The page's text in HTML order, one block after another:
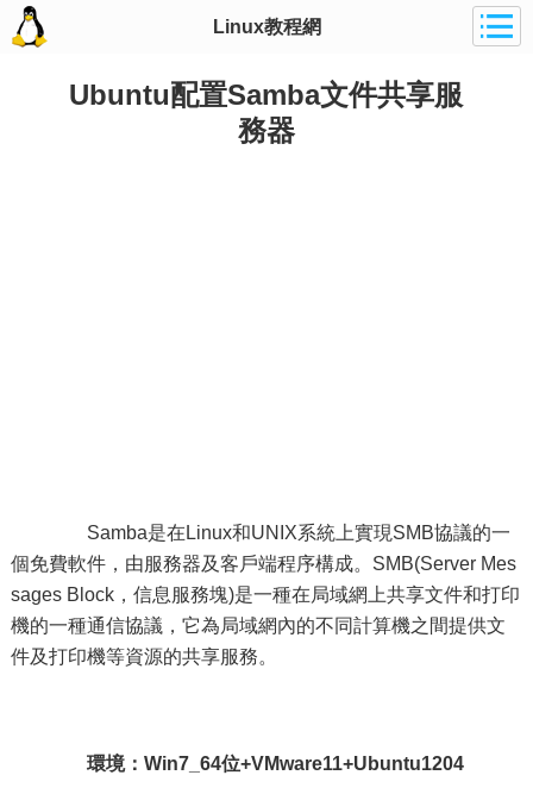
Linux教程網
Ubuntu配置Samba文件共享服
務器
Samba是在Linux和UNIX系統上實現SMB協議的一
個免費軟件，由服務器及客戶端程序構成。SMB(Server Mes
sages Block，信息服務塊)是一種在局域網上共享文件和打印
機的一種通信協議，它為局域網內的不同計算機之間提供文
件及打印機等資源的共享服務。
環境：Win7_64位+VMware11+Ubuntu1204